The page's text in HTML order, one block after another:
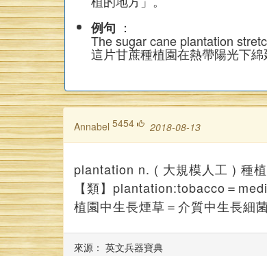
例句 ：
The sugar cane plantation
這片甘蔗種植園在熱帶陽光下綿
annabel 5454 2018-08-13
plantation n. ( 大規模人工 ) 種
【類】plantation:tobacco＝
植園中生長煙草＝介質中生長細
來源： 英文兵器寶典